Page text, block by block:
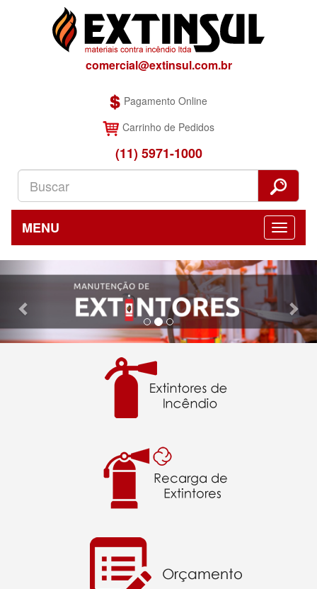
comercial@extinsul.com.br
Pagamento Online
Carrinho de Pedidos
(11) 5971-1000
MENU
Previous